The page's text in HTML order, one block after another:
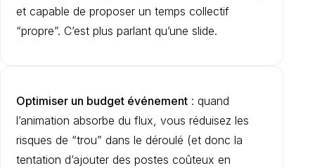
et capable de proposer un temps collectif
“propre”. C’est plus parlant qu’une slide.
Optimiser un budget événement : quand
l’animation absorbe du flux, vous réduisez les
risques de “trou” dans le déroulé (et donc la
tentation d’ajouter des postes coûteux en